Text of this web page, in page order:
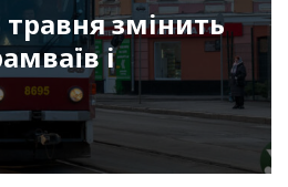
травня змінить
і